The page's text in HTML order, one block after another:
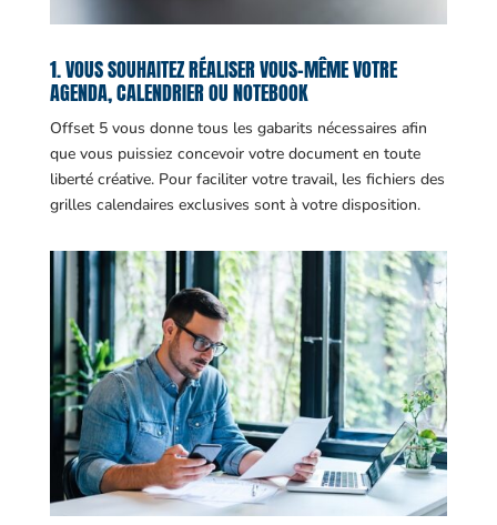
1. VOUS SOUHAITEZ RÉALISER VOUS-MÊME VOTRE
AGENDA, CALENDRIER OU NOTEBOOK
Offset 5 vous donne tous les gabarits nécessaires afin
que vous puissiez concevoir votre document en toute
liberté créative. Pour faciliter votre travail, les fichiers des
grilles calendaires exclusives sont à votre disposition.